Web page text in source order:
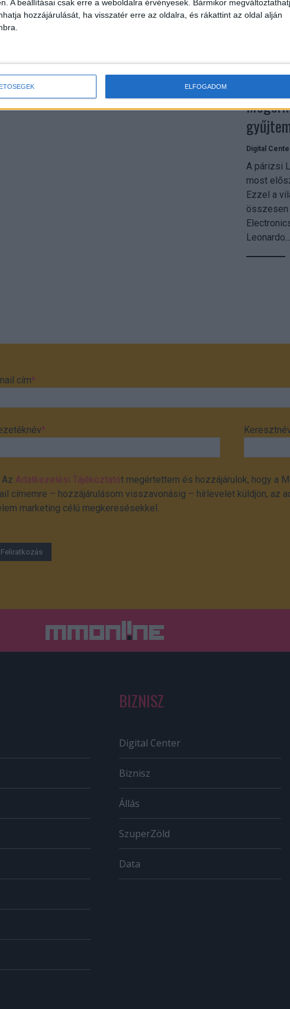
A beállításai csak erre a weboldalra érvényesek. Bármikor
hozzájárulását, ha visszatér erre az oldalra, és rákattint az oldal alján
ELFOGADOM
világos
üzleti
Digital
A párizsi
most
Ezzel a
összesen
Leonardo...
cím*
*
AzAdatkezelési Tájékoztatót megértettem és hozzájárulok, hogy a
címemre – hozzájárulásom visszavonásig – hírlevelet küldjön, az
marketing célú megkeresésekkel.
BIZNISZ
Digital Center
Biznisz
Állás
SzuperZöld
Data